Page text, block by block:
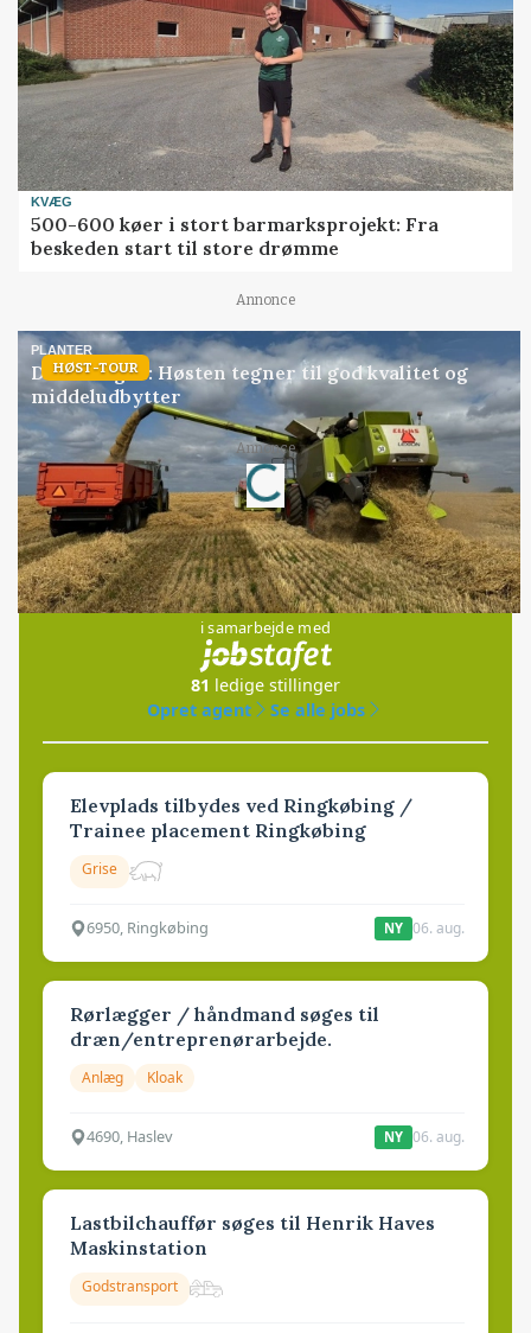
KVÆG
500-600 køer i stort barmarksprojekt: Fra
beskeden start til store drømme
Annonce
HØST-TOUR
PLANTER
Danish Agro: Høsten tegner til god kvalitet og
middeludbytter
Annonce
Loading...
Jobs
i samarbejde med
81 ledige stillinger
Opret agent
Se alle jobs
Elevplads tilbydes ved Ringkøbing /
Trainee placement Ringkøbing
Grise
6950, Ringkøbing NY 06. aug.
Rørlægger / håndmand søges til
dræn/entreprenørarbejde.
Anlæg Kloak
4690, Haslev NY 06. aug.
Lastbilchauffør søges til Henrik Haves
Maskinstation
Godstransport